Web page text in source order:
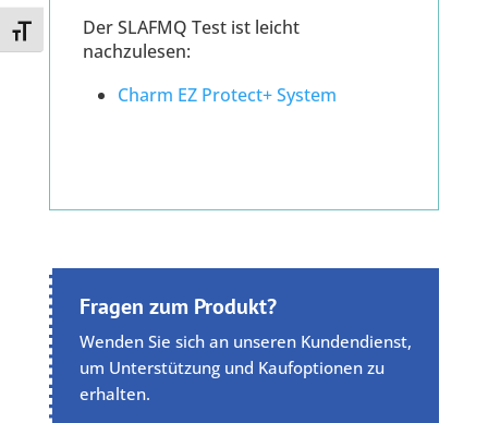
Toggle Font sizeDer SLAFMQ Test ist leicht
nachzulesen:
Charm EZ Protect+ System
Fragen zum Produkt?
Wenden Sie sich an unseren Kundendienst,
um Unterstützung und Kaufoptionen zu
erhalten.